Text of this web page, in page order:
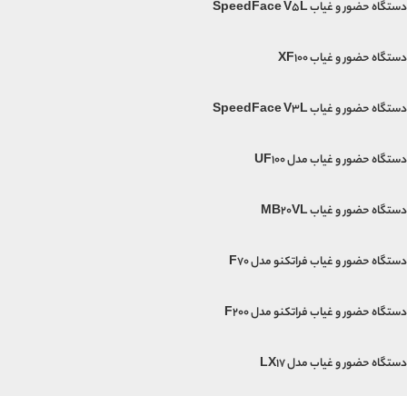
دستگاه حضور و غیاب SpeedFace V5L
دستگاه حضور و غیاب XF100
دستگاه حضور و غیاب SpeedFace V3L
دستگاه حضور و غیاب مدل UF100
دستگاه حضور و غیاب MB20VL
دستگاه حضور و غیاب فراتکنو مدل F70
دستگاه حضور و غیاب فراتکنو مدل F200
دستگاه حضور و غیاب مدل LX17